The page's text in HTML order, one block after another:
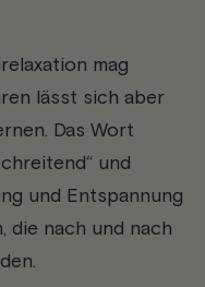
mag
lässt sich aber
Das Wort
und
und Entspannung
die nach und nach